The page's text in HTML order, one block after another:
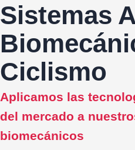
Sistemas
Ciclismo
Aplicamos las
del mercado a
biomecánicos